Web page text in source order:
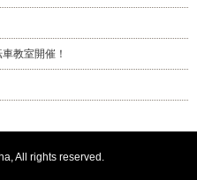
教室開催！
All rights reserved.